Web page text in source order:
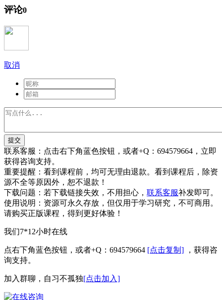
评论0
取消
提交
联系客服： 点击右下角蓝色按钮，或者+Q：694579664，立即
获得咨询支持。
重要提醒： 看到课程前，均可无理由退款。看到课程后，除资
源不全等原因外，恕不退款！
下载问题： 若下载链接失效，不用担心， 联系客服补发即可。
使用说明： 资源可永久存放，但仅用于学习研究，不可商用。
请购买正版课程，得到更好体验！
我们7*12小时在线
点右下角蓝色按钮，或者+Q：694579664 [点击复制] ，获得咨
询支持。
加入群聊，自习不孤独[点击加入]